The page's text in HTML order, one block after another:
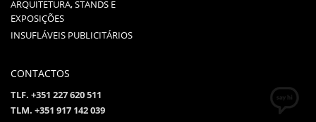
ARQUITETURA, STANDS E
EXPOSIÇÕES
INSUFLÁVEIS PUBLICITÁRIOS
CONTACTOS
TLF. +351 227 620 511
TLM. +351 917 142 039